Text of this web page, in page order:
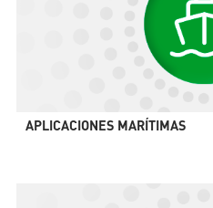
APLICACIONES MARÍTIMAS